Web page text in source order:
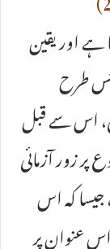
ہے اور یقین
طرح
اس سے قبل
زور آزمائی
جیسا کہ اس
عنوان پر